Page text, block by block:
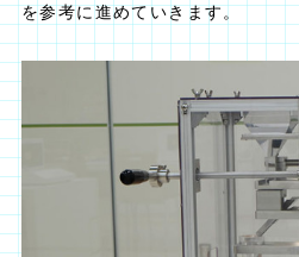
を参考に進めていきます。